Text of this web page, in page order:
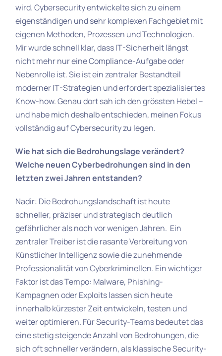
wird. Cybersecurity entwickelte sich zu einem
eigenständigen und sehr komplexen Fachgebiet mit
eigenen Methoden, Prozessen und Technologien.
Mir wurde schnell klar, dass IT-Sicherheit längst
nicht mehr nur eine Compliance-Aufgabe oder
Nebenrolle ist. Sie ist ein zentraler Bestandteil
moderner IT-Strategien und erfordert spezialisiertes
Know-how. Genau dort sah ich den grössten Hebel –
und habe mich deshalb entschieden, meinen Fokus
vollständig auf Cybersecurity zu legen.
Wie hat sich die Bedrohungslage verändert?
Welche neuen Cyberbedrohungen sind in den
letzten zwei Jahren entstanden?
Nadir: Die Bedrohungslandschaft ist heute
schneller, präziser und strategisch deutlich
gefährlicher als noch vor wenigen Jahren. Ein
zentraler Treiber ist die rasante Verbreitung von
Künstlicher Intelligenz sowie die zunehmende
Professionalität von Cyberkriminellen. Ein wichtiger
Faktor ist das Tempo: Malware, Phishing-
Kampagnen oder Exploits lassen sich heute
innerhalb kürzester Zeit entwickeln, testen und
weiter optimieren. Für Security-Teams bedeutet das
eine stetig steigende Anzahl von Bedrohungen, die
sich oft schneller verändern, als klassische Security-